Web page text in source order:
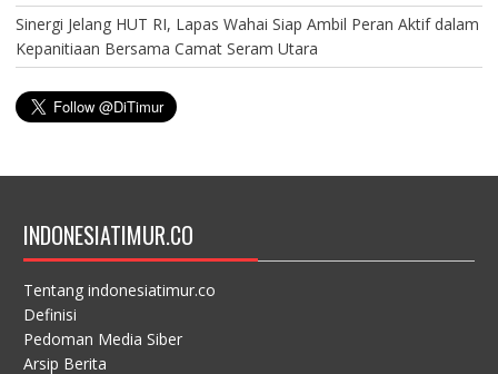
Sinergi Jelang HUT RI, Lapas Wahai Siap Ambil Peran Aktif dalam
Kepanitiaan Bersama Camat Seram Utara
INDONESIATIMUR.CO
Tentang indonesiatimur.co
Definisi
Pedoman Media Siber
Arsip Berita